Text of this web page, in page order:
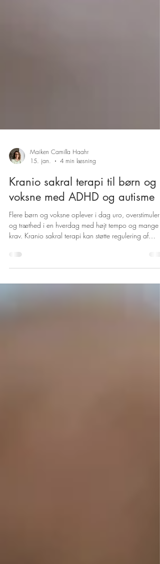
15. jan.
4 min læsning
Kranio sakral terapi til børn og
voksne med ADHD og autisme
Flere børn og voksne oplever i dag uro,
krav. Kranio sakral terapi kan støtte regulering af
nervesystemet og skabe mere ro – med eller uden